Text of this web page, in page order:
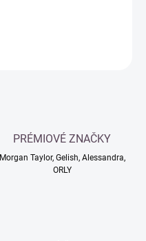
PRÉMIOVÉ ZNAČKY
Morgan Taylor, Gelish, Alessandra,
ORLY